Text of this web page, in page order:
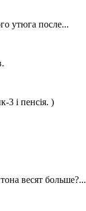
утюга после...
3 і пенсія. )
весят больше?...